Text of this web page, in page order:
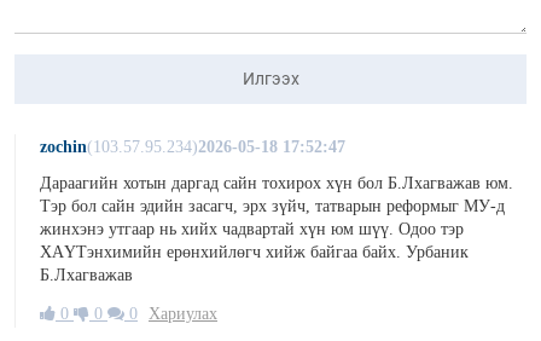
Илгээх
zochin(103.57.95.234)2026-05-18 17:52:47
Дараагийн хотын даргад сайн тохирох хүн бол Б.Лхагважав юм.
Тэр бол сайн эдийн засагч, эрх зүйч, татварын реформыг МУ-д
жинхэнэ утгаар нь хийх чадвартай хүн юм шүү. Одоо тэр
ХАҮТэнхимийн ерөнхийлөгч хийж байгаа байх. Урбаник
Б.Лхагважав
0 0 0 Хариулах